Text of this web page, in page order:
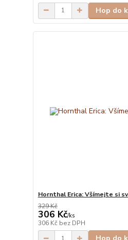
Hop do
Hornthal Erica: Všímejte si
329 Kč
306 Kč/ks
306 Kč bez DPH